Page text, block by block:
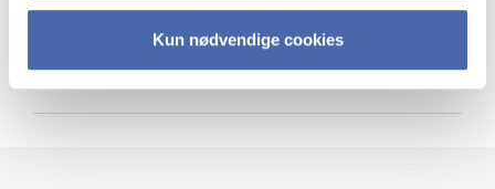
Kun nødvendige cookies
Cybersikkerhed